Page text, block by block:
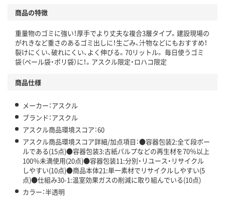
この商品の環境配慮ポイントです。下記商品詳細「
アスクル商品環境スコア詳細／加点項目
」で確認できます。
商品の特徴
重量物のゴミに強い！厚手でより丈夫な複合3層タイプ。建設現場の
がれきなど重さのあるゴミ出しに！生ごみ、汁物などにもおすすめ！
裂けにくい、破れにくい、よく伸びる。70リットル。 毎日使うゴミ
袋（ペール袋・ポリ袋）に！。アスクル限定・ロハコ限定
商品仕様
メーカー：アスクル
ブランド：アスクル
アスクル商品環境スコア：60
アスクル商品環境スコア詳細/加点項目：●容器包装2:全て段ボー
ルである(15点)●容器包装3:古紙パルプなどの再生材を70％以上
100％未満使用(20点)●容器包装11:分別・リユース・リサイクル
しやすい(10点)●商品本体21:単一素材でリサイクルしやすい(5
点)●仕組み30-1:温室効果ガスの削減に取り組んでいる(10点)
カラー：半透明